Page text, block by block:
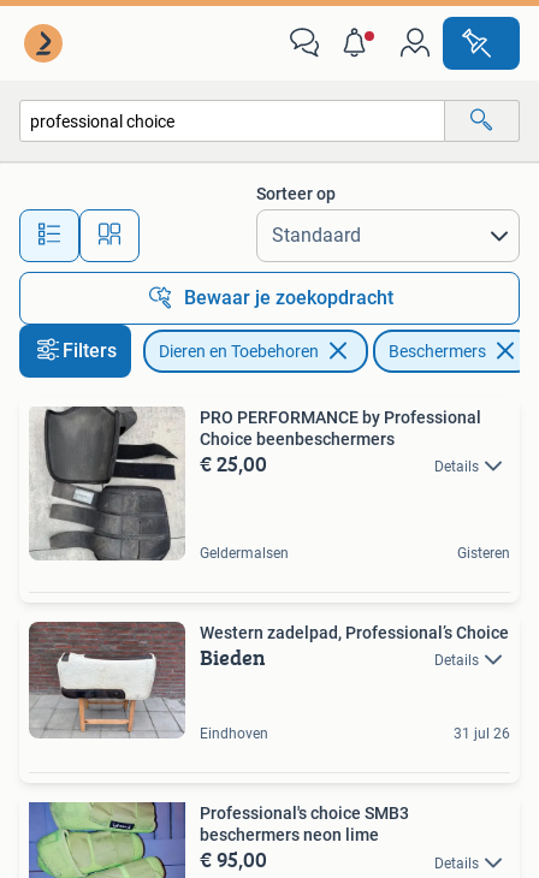
Alle afstanden…
Sorteer op
Bewaar je zoekopdracht
Filters Dieren en Toebehoren Beschermers
PRO PERFORMANCE by Professional
Choice beenbeschermers
€ 25,00 Details
Geldermalsen Gisteren
Western zadelpad, Professional’s Choice
Bieden Details
Eindhoven 31 jul 26
Professional's choice SMB3
beschermers neon lime
€ 95,00 Details